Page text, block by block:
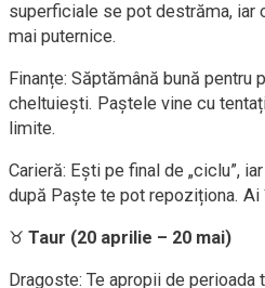
superficiale se pot destrăma,
mai puternice.
Finanțe: Săptămână bună pentru
cheltuiești. Paștele vine cu
limite.
Carieră: Ești pe final de „ciclu”,
după Paște te pot repoziționa. Ai
♉ Taur (20 aprilie – 20 mai)
Dragoste: Te apropii de